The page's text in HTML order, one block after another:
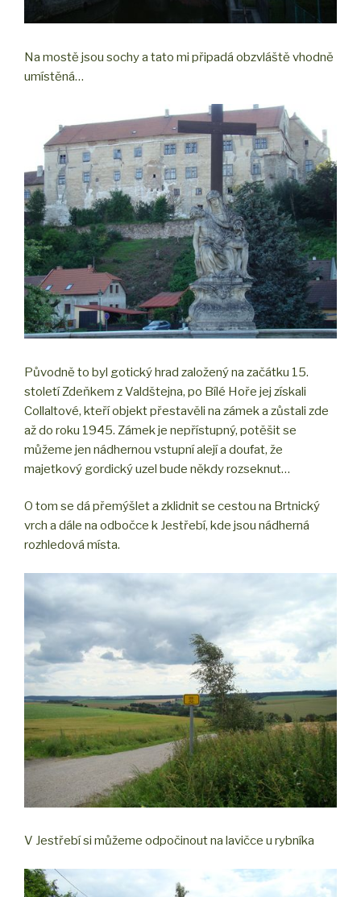
Na mostě jsou sochy a tato mi připadá obzvláště vhodně
umístěná…
Původně to byl gotický hrad založený na začátku 15.
století Zdeňkem z Valdštejna, po Bílé Hoře jej získali
Collaltové, kteří objekt přestavěli na zámek a zůstali zde
až do roku 1945. Zámek je nepřístupný, potěšit se
můžeme jen nádhernou vstupní alejí a doufat, že
majetkový gordický uzel bude někdy rozseknut…
O tom se dá přemýšlet a zklidnit se cestou na Brtnický
vrch a dále na odbočce k Jestřebí, kde jsou nádherná
rozhledová místa.
V Jestřebí si můžeme odpočinout na lavičce u rybníka